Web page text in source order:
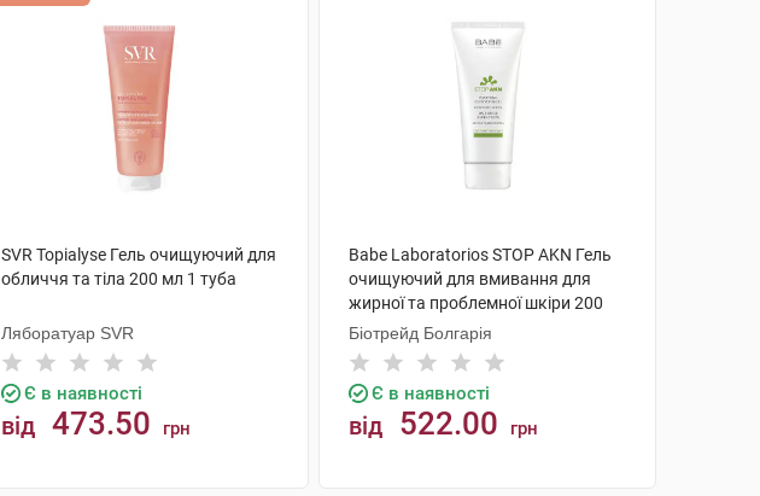
SVR Topialyse Гель очищуючий для
обличчя та тіла 200 мл 1 туба
Ляборатуар SVR
Є в наявності
від 473.50 грн
Babe Laboratorios STOP AKN Гель
очищуючий для вмивання для
жирної та проблемної шкіри 200
мл 1 туба
Біотрейд Болгарія
Є в наявності
від 522.00 грн